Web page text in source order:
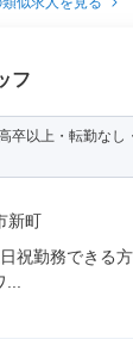
フ
以上・転勤なし
新町
祝勤務できる